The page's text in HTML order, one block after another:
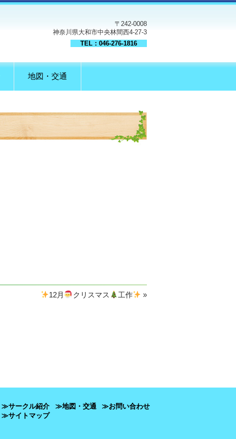
〒242-0008
神奈川県大和市中央林間西4-27-3
TEL：046-276-1816
地図・交通
12月 クリスマス 工作 »
≫サークル紹介
≫サイトマップ
≫地図・交通 ≫お問い合わせ